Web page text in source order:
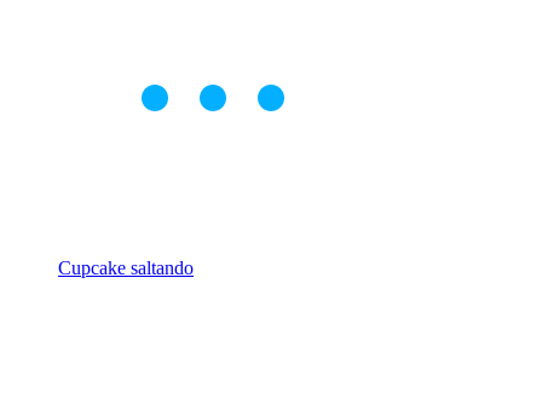
Cupcake saltando